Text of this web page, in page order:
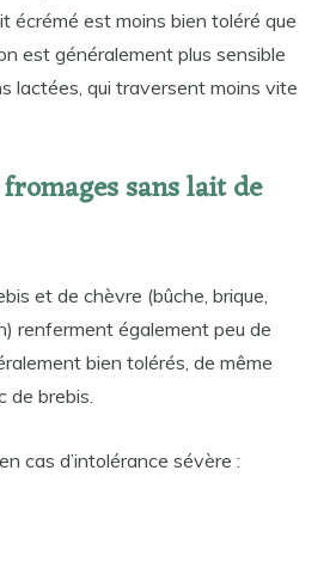
écrémé est moins bien toléré que
est généralement plus sensible
lactées, qui traversent moins vite
sans lait de
et de chèvre (bûche, brique,
renferment également peu de
bien tolérés, de même
de brebis.
cas d’intolérance sévère :